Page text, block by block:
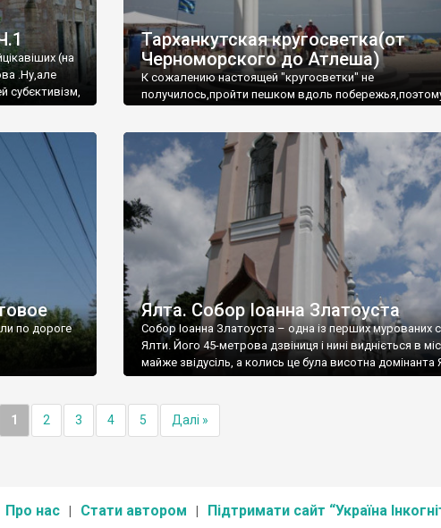
(на
.Ну,але
субєктивізм,
Тарханкутская кругосветка(от
Черноморского до Атлеша)
К сожалению настоящей "кругосветки" не
получилось,пройти пешком вдоль
по дороге
Ялта. Собор Іоанна Златоуста
Собор Іоанна Златоуста – одна із перших мурованих
Ялти. Його 45-метрова дзвіниця і нині видніється в
майже звідусіль, а колись це була висотна домінанта
1 2 3 4 5 Далі »
Про нас Стати автором Підтримати сайт “Україна